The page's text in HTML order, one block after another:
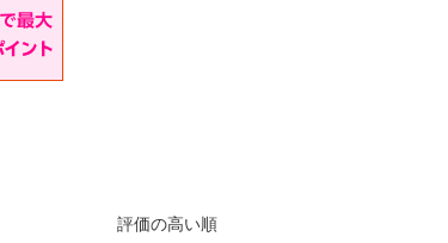
評価の高い順